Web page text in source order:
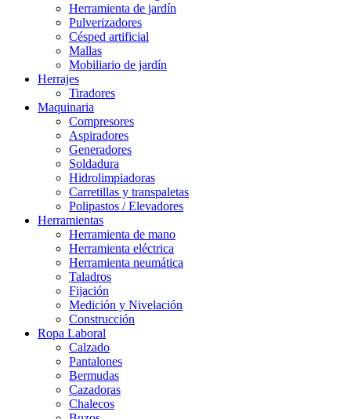
Herramienta de jardín
Pulverizadores
Césped artificial
Mallas
Mobiliario de jardín
Herrajes
Tiradores
Maquinaria
Compresores
Aspiradores
Generadores
Soldadura
Hidrolimpiadoras
Carretillas y transpaletas
Polipastos / Elevadores
Herramientas
Herramienta de mano
Herramienta eléctrica
Herramienta neumática
Taladros
Fijación
Medición y Nivelación
Construcción
Ropa Laboral
Calzado
Pantalones
Bermudas
Cazadoras
Chalecos